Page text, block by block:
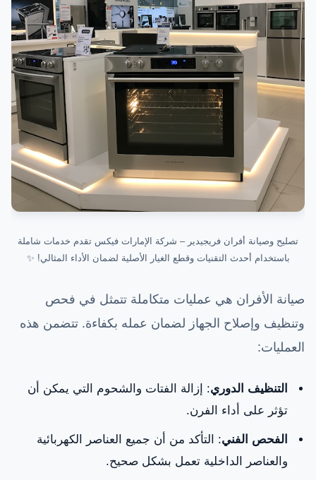
الاستدلال على خدمات الصيانة
مقدمة
تصليح وصيانة أفران فريجيدير – شركة الإمارات فيكس تقدم خدمات شاملة
باستخدام أحدث التقنيات وقطع الغيار الأصلية لضمان الأداء المثالي! ✨
صيانة الأفران هي عمليات متكاملة تتمثل في فحص
وتنظيف وإصلاح الجهاز لضمان عمله بكفاءة. تتضمن هذه
العمليات:
التنظيف الدوري: إزالة الفتات والشحوم التي يمكن أن
تؤثر على أداء الفرن.
الفحص الفني: التأكد من أن جميع العناصر الكهربائية
والعناصر الداخلية تعمل بشكل صحيح.